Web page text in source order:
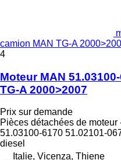
camion MAN TG-A
4
Moteur MAN
TG-A 2000>2007
Prix sur demande
Pièces détachées de moteur
51.03100-6170 51.02101-
diesel
Italie, Vicenza, Thiene